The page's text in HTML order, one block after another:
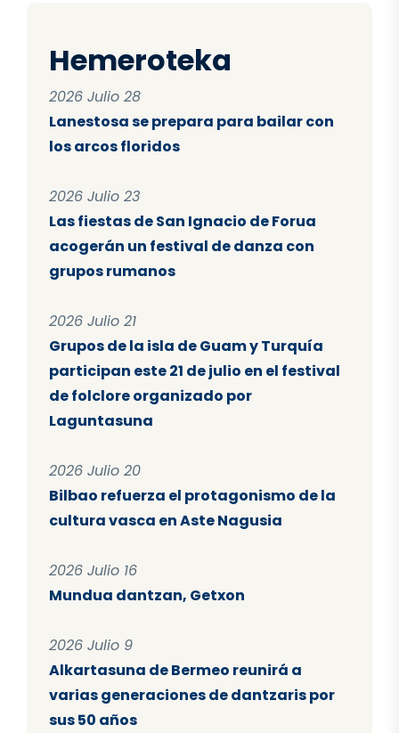
Hemeroteka
2026 Julio 28
Lanestosa se prepara para bailar con
los arcos floridos
2026 Julio 23
Las fiestas de San Ignacio de Forua
acogerán un festival de danza con
grupos rumanos
2026 Julio 21
Grupos de la isla de Guam y Turquía
participan este 21 de julio en el festival
de folclore organizado por
Laguntasuna
2026 Julio 20
Bilbao refuerza el protagonismo de la
cultura vasca en Aste Nagusia
2026 Julio 16
Mundua dantzan, Getxon
2026 Julio 9
Alkartasuna de Bermeo reunirá a
varias generaciones de dantzaris por
sus 50 años